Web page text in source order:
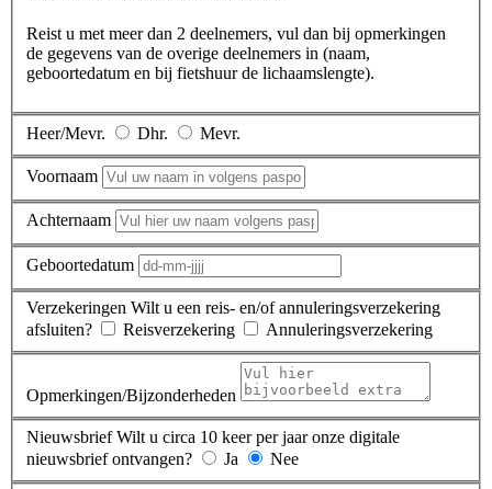
Reist u met meer dan 2 deelnemers, vul dan bij opmerkingen
de gegevens van de overige deelnemers in (naam,
geboortedatum en bij fietshuur de lichaamslengte).
Heer/Mevr. Dhr. Mevr.
Voornaam
Achternaam
Geboortedatum
Verzekeringen Wilt u een reis- en/of annuleringsverzekering
afsluiten?
Reisverzekering Annuleringsverzekering
Opmerkingen/Bijzonderheden
NieuwsbriefWilt u circa 10 keer per jaar onze digitale
nieuwsbrief ontvangen?
Ja Nee